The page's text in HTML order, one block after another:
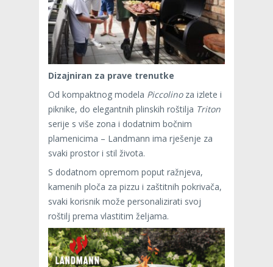
Dizajniran za prave trenutke
Od kompaktnog modela Piccolinoza izlete i
piknike, do elegantnih plinskih roštilja Triton
serije s više zona i dodatnim bočnim
plamenicima – Landmann ima rješenje za
svaki prostor i stil života.
S dodatnom opremom poput ražnjeva,
kamenih ploča za pizzu i zaštitnih pokrivača,
svaki korisnik može personalizirati svoj
roštilj prema vlastitim željama.